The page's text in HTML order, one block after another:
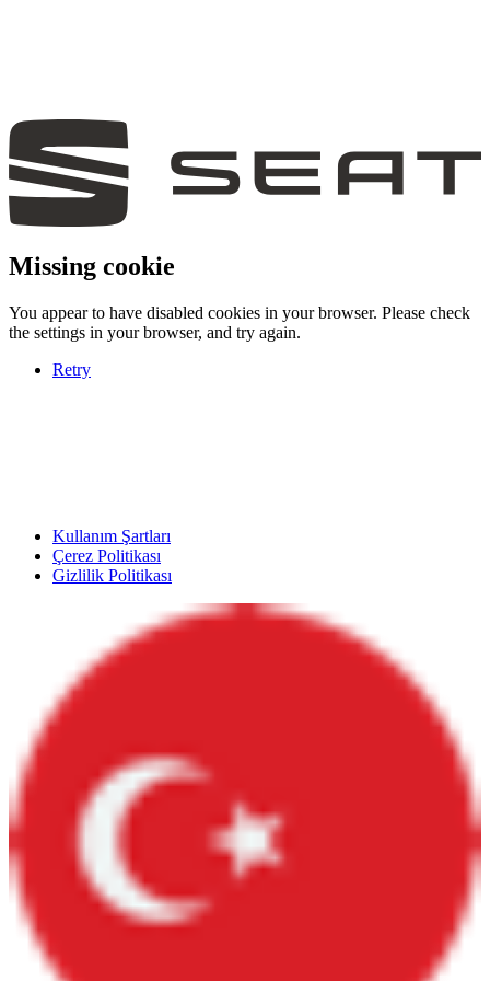
Missing cookie
You appear to have disabled cookies in your browser. Please check
the settings in your browser, and try again.
Retry
Kullanım Şartları
Çerez Politikası
Gizlilik Politikası